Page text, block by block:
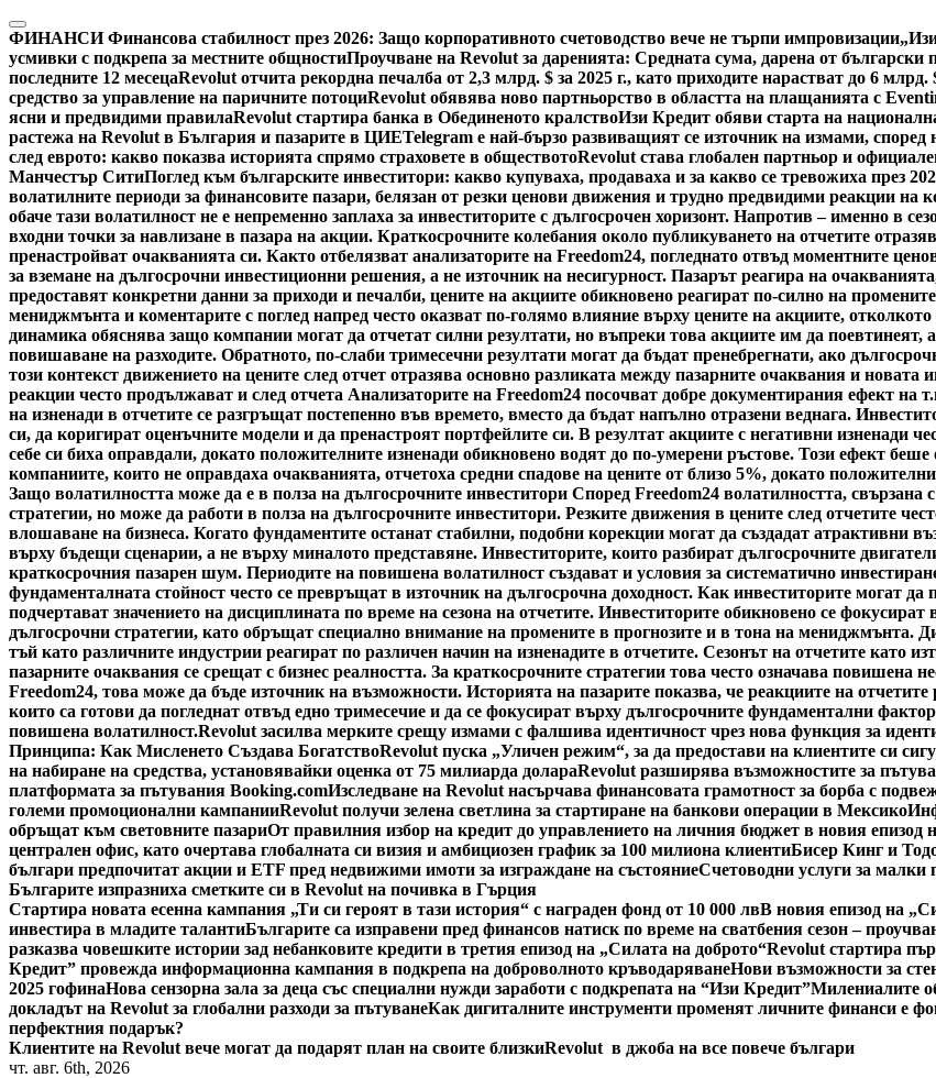
Skip
to
content
ФИНАНСИ Финансова стабилност през 2026: Защо корпоративното счетоводство вече не търпи импровизации
усмивки с подкрепа за местните общностиПроучване на Revolut за даренията: Средната сума, дарена от български
последните 12 месецаRevolut отчита рекордна печалба от 2,3 млрд. $ за 2025 г., като приходите нарастват до 6 млрд.
средство за управление на паричните потоциRevolut обявява ново партньорство в областта на плащанията с
ясни и предвидими правилаRevolut стартира банка в Обединеното кралствоИзи Кредит обяви старта на
растежа на Revolut в България и пазарите в ЦИЕTelegram е най-бързо развиващият се източник на измами,
след еврото: какво показва историята спрямо страховете в обществотоRevolut става глобален партньор и
Манчестър СитиПоглед към българските инвеститори: какво купуваха, продаваха и за какво се тревожиха през
волатилните периоди за финансовите пазари, белязан от резки ценови движения и трудно предвидими реакции на
обаче тази волатилност не е непременно заплаха за инвеститорите с дългосрочен хоризонт. Напротив – именно в
входни точки за навлизане в пазара на акции. Краткосрочните колебания около публикуването на отчетите
пренастройват очакванията си. Както отбелязват анализаторите на Freedom24, погледнато отвъд моментните
за вземане на дългосрочни инвестиционни решения, а не източник на несигурност. Пазарът реагира на
предоставят конкретни данни за приходи и печалби, цените на акциите обикновено реагират по-силно на
мениджмънта и коментарите с поглед напред често оказват по-голямо влияние върху цените на акциите,
динамика обяснява защо компании могат да отчетат силни резултати, но въпреки това акциите им да поевтинеят,
повишаване на разходите. Обратното, по-слаби тримесечни резултати могат да бъдат пренебрегнати, ако
този контекст движението на цените след отчет отразява основно разликата между пазарните очаквания и
реакции често продължават и след отчета Анализаторите на Freedom24 посочват добре документирания ефект на
на изненади в отчетите се разгръщат постепенно във времето, вместо да бъдат напълно отразени веднага.
си, да коригират оценъчните модели и да пренастроят портфейлите си. В резултат акциите с негативни изненади
себе си биха оправдали, докато положителните изненади обикновено водят до по-умерени ръстове. Този ефект беше
компаниите, които не оправдаха очакванията, отчетоха средни спадове на цените от близо 5%, докато
Защо волатилността може да е в полза на дългосрочните инвеститори Според Freedom24 волатилността, свързана
стратегии, но може да работи в полза на дългосрочните инвеститори. Резките движения в цените след отчетите
влошаване на бизнеса. Когато фундаментите останат стабилни, подобни корекции могат да създадат атрактивни
върху бъдещи сценарии, а не върху миналото представяне. Инвеститорите, които разбират дългосрочните
краткосрочния пазарен шум. Периодите на повишена волатилност създават и условия за систематично
фундаменталната стойност често се превръщат в източник на дългосрочна доходност. Как инвеститорите могат
подчертават значението на дисциплината по време на сезона на отчетите. Инвеститорите обикновено се
дългосрочни стратегии, като обръщат специално внимание на промените в прогнозите и в тона на мениджмънта.
тъй като различните индустрии реагират по различен начин на изненадите в отчетите. Сезонът на отчетите като
пазарните очаквания се срещат с бизнес реалността. За краткосрочните стратегии това често означава повишена
Freedom24, това може да бъде източник на възможности. Историята на пазарите показва, че реакциите на
които са готови да погледнат отвъд едно тримесечие и да се фокусират върху дългосрочните фундаментални
повишена волатилност.Revolut засилва мерките срещу измами с фалшива идентичност чрез нова функция за
Принципа: Как Мисленето Създава БогатствоRevolut пуска „Уличен режим“, за да предостави на клиентите си
на набиране на средства, установявайки оценка от 75 милиарда долараRevolut разширява възможностите за
платформата за пътувания Booking.comИзследване на Revolut насърчава финансовата грамотност за борба с
големи промоционални кампанииRevolut получи зелена светлина за стартиране на банкови операции в Мексико
обръщат към световните пазариОт правилния избор на кредит до управлението на личния бюджет в новия епизод
централен офис, като очертава глобалната си визия и амбициозен график за 100 милиона клиентиБисер Кинг и
българи предпочитат акции и ETF пред недвижими имоти за изграждане на състояниеСчетоводни услуги за
Българите изпразниха сметките си в Revolut на почивка в Гърция
Стартира новата есенна кампания „Ти си героят в тази история“ с награден фонд от 10 000 лвВ новия епизод на
инвестира в младите талантиБългарите са изправени пред финансов натиск по време на сватбения сезон –
разказва човешките истории зад небанковите кредити в третия епизод на „Силата на доброто“Revolut стартира
Кредит” провежда информационна кампания в подкрепа на доброволното кръводаряванеНови възможности за
2025 гофинаНова сензорна зала за деца със специални нужди заработи с подкрепата на “Изи Кредит”Милениалите
докладът на Revolut за глобални разходи за пътуванеКак дигиталните инструменти променят личните финанси е
перфектния подарък?
Клиентите на Revolut вече могат да подарят план на своите близкиRevolut в джоба на все повече българи
чт. авг. 6th, 2026